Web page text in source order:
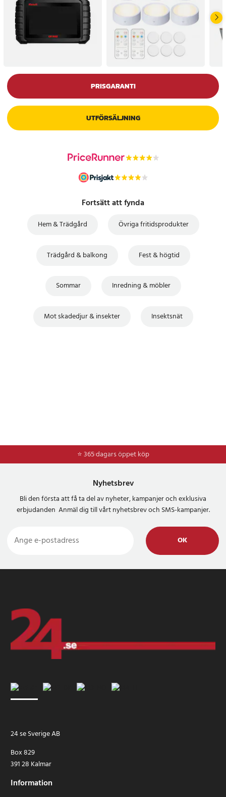
PRISGARANTI
UTFÖRSÄLJNING
Fortsätt att fynda
Hem & Trädgård Övriga fritidsprodukter
Trädgård & balkong Fest & högtid
Sommar Inredning & möbler
Mot skadedjur & insekter Insektsnät
⭐ 365 dagars öppet köp
⭐Frakt 49kr *
Nyhetsbrev
Bli den första att få ta del av nyheter, kampanjer och exklusiva
erbjudanden Anmäl dig till vårt nyhetsbrev och SMS-kampanjer.
OK
24 se Sverige AB
Box 829
391 28 Kalmar
Information